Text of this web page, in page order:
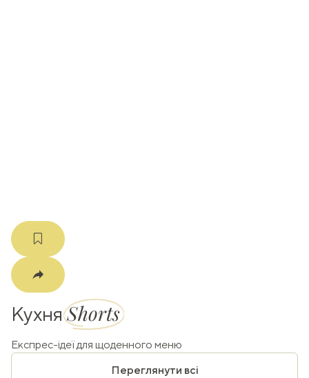
КухняShorts
Експрес-ідеї для щоденного меню
Переглянути всі